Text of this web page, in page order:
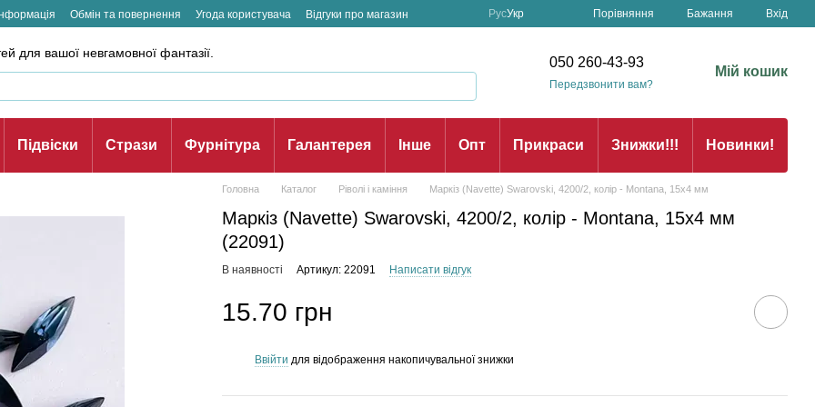
Обмін та повернення Угода користувача Відгуки про магазин РусУкр Порівняння Бажання Вхід
для вашої невгамовної фантазії.
050 260-43-93
Передзвонити вам?
Мій кошик
Підвіски Стрази Фурнітура Галантерея Інше Опт Прикраси Знижки!!! Новинки!
Головна Каталог Ріволі і каміння Маркіз (Navette) Swarovski, 4200/2, колір - Montana, 15x4 мм
Маркіз (Navette) Swarovski, 4200/2, колір - Montana, 15x4 мм
(22091)
В наявності Артикул: 22091 Написати відгук
15.70 грн
Ввійти для відображення накопичувальної знижки